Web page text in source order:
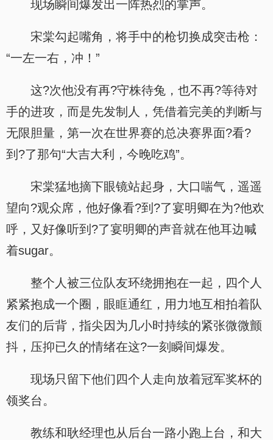
现场瞬间爆发出一阵热烈的掌声。
宋棠勾起嘴角，将手中的枪切换成突击枪：
“一左一右，冲！”
这?次他没有再?守株待兔，也不再?等待对
手的进攻，而是先发制人，凭借着完美的判断与
无限胆量，第一次在世界赛的总决赛界面?看?
到?了那句“大吉大利，今晚吃鸡”。
宋棠猛地摘下眼镜站起身，大口喘气，遥遥
望向?观众席，他好像看?到?了宴明卿在为?他欢
呼，又好像听到?了宴明卿的声音就在他耳边喊
着sugar。
整个人被三位队友环绕拥抱在一起，四个人
紧紧抱成一个圈，眼眶通红，用力地互相拍着队
友们的后背，指尖因为几小时持续的紧张微微颤
抖，压抑已久的情绪在这?一刻瞬间爆发。
现场只留下他们四个人走向放着冠军奖杯的
领奖台。
教练和耿经理也从后台一路小跑上台，和大